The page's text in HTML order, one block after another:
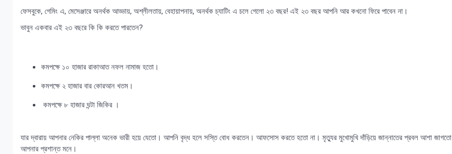
ফেসবুকে, গেমিং এ, মেসেঞ্জারে অনর্থক আড্ডায়, অশ্লীলতায়, বেহায়াপনায়, অনর্থক চ্যাটিং এ চলে গেলো ২৩ বছর! এই ২৩ বছর আপনি আর কখনো ফিরে পাবেন না।
ভাবুন একবার এই ২৩ বছরে কি কি করতে পারতেন?
কমপক্ষে ১০ হাজার রাকাআত নফল নামাজ হতো।
কমপক্ষে ২ হাজার বার কোরআন খতম।
কমপক্ষে ৮ হাজার ঘন্টা জিকির ।
যার দ্বারায় আপনার নেকির পাল্লা অনেক ভারী হয়ে যেতো। আপনি বৃদ্ধ হলে সস্তি বোধ করতেন। আফসোস করতে হতো না। মৃত্যুর মুখোমুখি দাঁড়িয়ে জান্নাতের প্রবল আশা জাগতো
আপনার প্রশান্ত মনে।